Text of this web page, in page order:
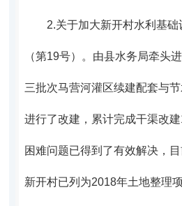
2.关于加大新开村水利基
（第19号）。 由县水务局牵头
三批次马营河灌区续建配套与
进行了改建，累计完成干渠改
困难问题已得到了有效解决，目
新开村已列为2018年土地整理